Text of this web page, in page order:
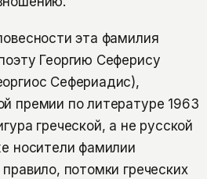
эта фамилия
Георгию Сеферису
Сефериадис),
премии по литературе 1963
греческой, а не русской
носители фамилии
потомки греческих